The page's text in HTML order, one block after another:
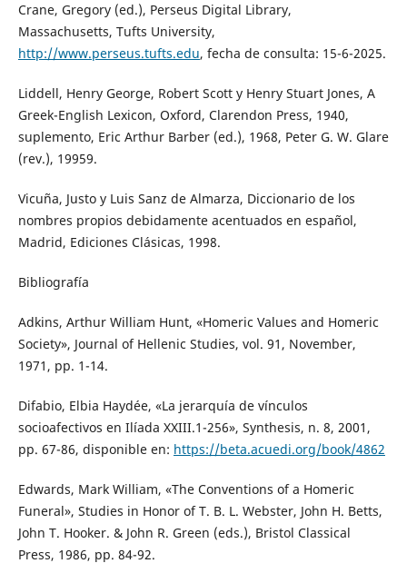
Crane, Gregory (ed.), Perseus Digital Library,
Massachusetts, Tufts University,
http://www.perseus.tufts.edu, fecha de consulta: 15-6-2025.
Liddell, Henry George, Robert Scott y Henry Stuart Jones, A
Greek-English Lexicon, Oxford, Clarendon Press, 1940,
suplemento, Eric Arthur Barber (ed.), 1968, Peter G. W. Glare
(rev.), 19959.
Vicuña, Justo y Luis Sanz de Almarza, Diccionario de los
nombres propios debidamente acentuados en español,
Madrid, Ediciones Clásicas, 1998.
Bibliografía
Adkins, Arthur William Hunt, «Homeric Values and Homeric
Society», Journal of Hellenic Studies, vol. 91, November,
1971, pp. 1-14.
Difabio, Elbia Haydée, «La jerarquía de vínculos
socioafectivos en Ilíada XXIII.1-256», Synthesis, n. 8, 2001,
pp. 67-86, disponible en: https://beta.acuedi.org/book/4862
Edwards, Mark William, «The Conventions of a Homeric
Funeral», Studies in Honor of T. B. L. Webster, John H. Betts,
John T. Hooker. & John R. Green (eds.), Bristol Classical
Press, 1986, pp. 84-92.